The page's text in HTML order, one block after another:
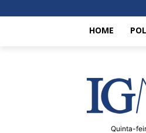
HOME
Quinta-